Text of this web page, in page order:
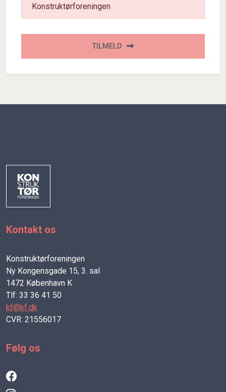
Konstruktørforeningen
TILMELD
Kontakt os
Konstruktørforeningen
Ny Kongensgade 15, 3. sal
1472 København K
Tlf: 33 36 41 50
kf@kf.dk
CVR: 21556017
Følg os